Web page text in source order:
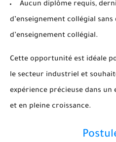
Aucun diplôme requis,
d’enseignement collégial
d’enseignement collégial.
Cette opportunité est idéale
le secteur industriel et
expérience précieuse dans
et en pleine croissance.